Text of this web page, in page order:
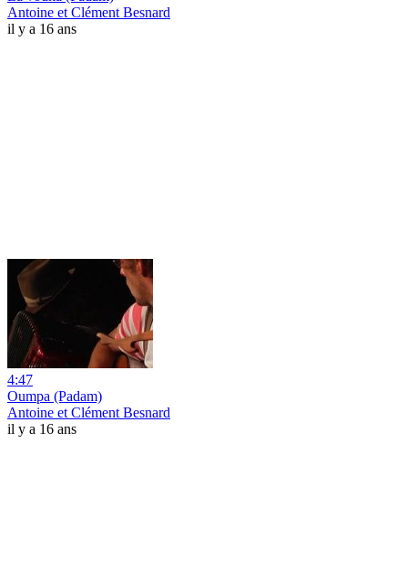
Antoine et Clément Besnard
il y a 16 ans
4:47
Oumpa (Padam)
Antoine et Clément Besnard
il y a 16 ans